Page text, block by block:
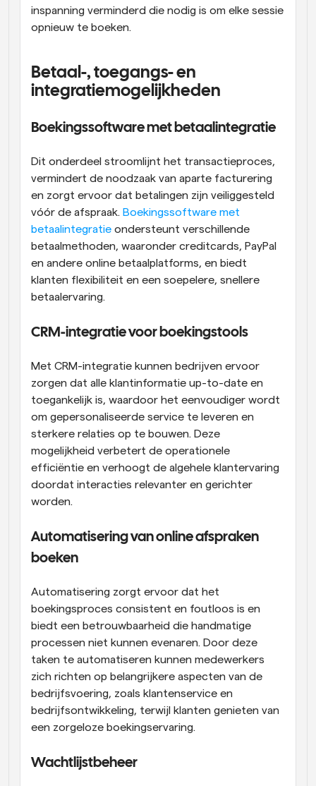
inspanning verminderd die nodig is om elke sessie
opnieuw te boeken.
Betaal-, toegangs- en
integratiemogelijkheden
Boekingssoftware met betaalintegratie
Dit onderdeel stroomlijnt het transactieproces,
vermindert de noodzaak van aparte facturering
en zorgt ervoor dat betalingen zijn veiliggesteld
vóór de afspraak. Boekingssoftware met
betaalintegratie ondersteunt verschillende
betaalmethoden, waaronder creditcards, PayPal
en andere online betaalplatforms, en biedt
klanten flexibiliteit en een soepelere, snellere
betaalervaring.
CRM-integratie voor boekingstools
Met CRM-integratie kunnen bedrijven ervoor
zorgen dat alle klantinformatie up-to-date en
toegankelijk is, waardoor het eenvoudiger wordt
om gepersonaliseerde service te leveren en
sterkere relaties op te bouwen. Deze
mogelijkheid verbetert de operationele
efficiëntie en verhoogt de algehele klantervaring
doordat interacties relevanter en gerichter
worden.
Automatisering van online afspraken
boeken
Automatisering zorgt ervoor dat het
boekingsproces consistent en foutloos is en
biedt een betrouwbaarheid die handmatige
processen niet kunnen evenaren. Door deze
taken te automatiseren kunnen medewerkers
zich richten op belangrijkere aspecten van de
bedrijfsvoering, zoals klantenservice en
bedrijfsontwikkeling, terwijl klanten genieten van
een zorgeloze boekingservaring.
Wachtlijstbeheer